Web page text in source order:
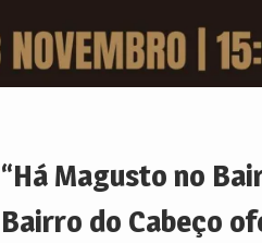
“Há Magusto no
Bairro do Cabeço